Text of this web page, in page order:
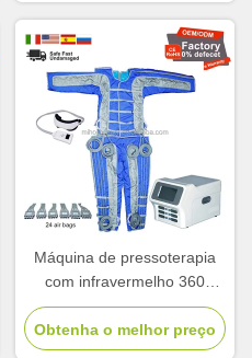
Máquina de pressoterapia
com infravermelho 360
mmHg para todo o corpo
400W Consumo de energia
Obtenha o melhor preço